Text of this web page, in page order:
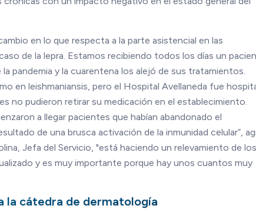
en lo que respecta a la parte asistencial en las
de la lepra. Estamos recibiendo todos los días un
pandemia y la cuarentena los alejó de sus tratamientos.
en leishmaniansis, pero el Hospital Avellaneda fue
no pudieron retirar su medicación en el establecimiento.
a llegar pacientes que habían abandonado el
de una brusca activación de la inmunidad celular”,
Jefa del Servicio, "está haciendo un relevamiento de los
y es muy importante porque hay unos cuantos muy
la cátedra de dermatología